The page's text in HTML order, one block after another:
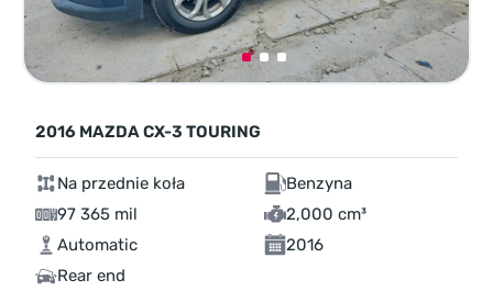
2016 MAZDA CX-3 TOURING
Na przednie koła
Benzyna
97 365 mil
2,000 cm³
Automatic
2016
Rear end